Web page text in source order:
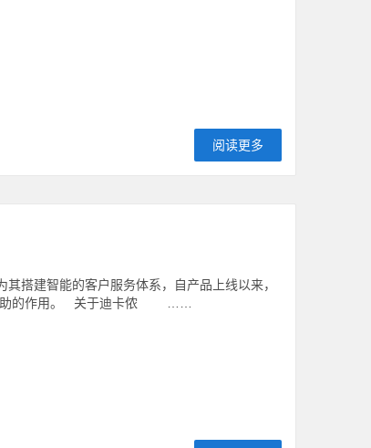
阅读更多
搭建智能的客户服务体系，自产品上线以来，
辅助的作用。 关于迪卡侬 ……